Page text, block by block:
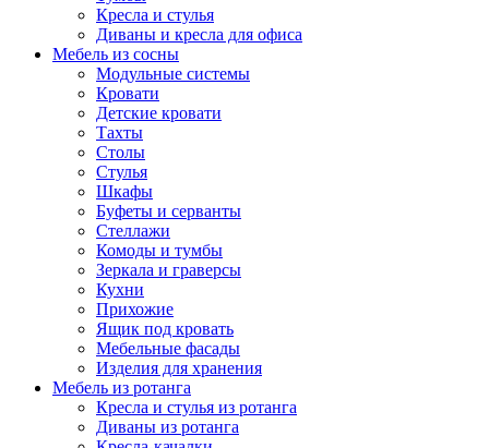
Кресла и стулья
Диваны и кресла для офиса
Мебель из сосны
Модульные системы
Кровати
Детские кровати
Тахты
Столы
Стулья
Шкафы
Буфеты и серванты
Стеллажи
Комоды и тумбы
Зеркала и граверсы
Кухни
Прихожие
Ящик под кровать
Мебельные фасады
Изделия для хранения
Мебель из ротанга
Кресла и стулья из ротанга
Диваны из ротанга